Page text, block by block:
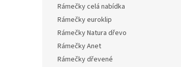
Rámečky celá nabídka
Rámečky euroklip
Rámečky Natura dřevo
Rámečky Anet
Rámečky dřevené